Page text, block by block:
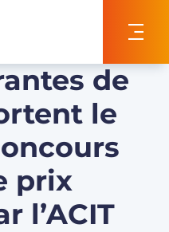
de
le
prix
l’ACIT